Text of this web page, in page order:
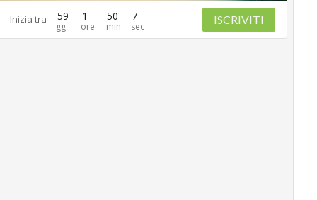
Inizia tra 59 1 50 6 ISCRIVITI